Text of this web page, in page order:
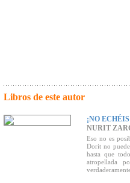
Libros de este autor
¡NO
NURIT
Eso no es
Dorit no
hasta que
atropellada